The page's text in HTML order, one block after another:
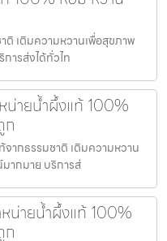
ติ เติมความหวานเพื่อสุขภาพ
ารส่งได้ทั่วไท
น่ายน้ำผึ้งแท้ 100%
ก
ากธรรมชาติ เติมความหวาน
ากมาย บริการส่
น่ายน้ำผึ้งแท้ 100%
ก